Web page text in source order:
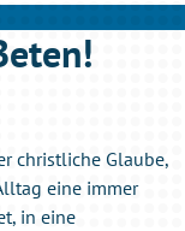
christliche Glaube,
eine immer
in eine